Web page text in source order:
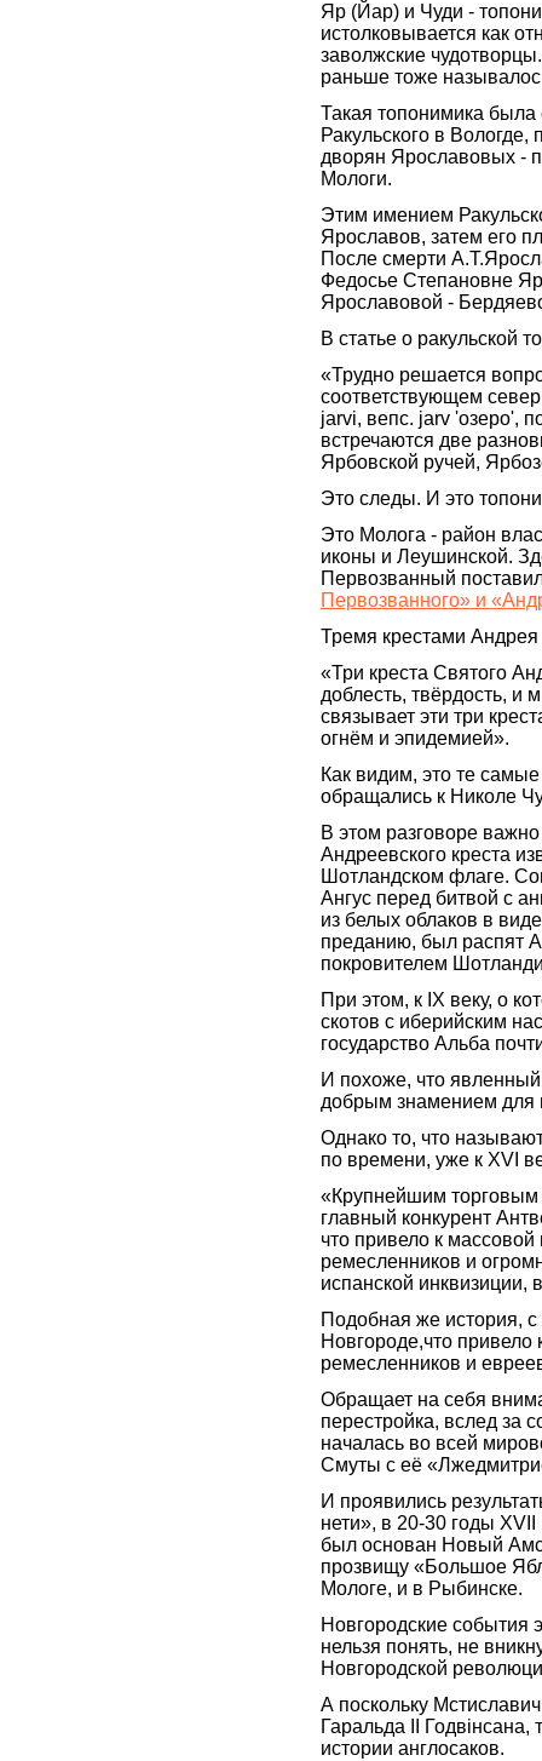
Яр (Йар) и Чуди -
истолковывается как
заволжские
раньше тоже
Такая топонимика
Ракульского в
дворян Ярославовых -
Мологи.
Этим имением
Ярославов, затем его
После смерти
Федосье Степановне
Ярославовой -
В статье о ракульской
«Трудно решается
соответствующем
jarvi, вепс. jarv 'озеро',
встречаются две
Ярбовской ручей,
Это следы. И это
Это Молога - район
иконы и Леушинской.
Первозванный
Первозванного» и
Тремя крестами
«Три креста Святого
доблесть, твёрдость, и
связывает эти три
огнём и эпидемией».
Как видим, это те
обращались к Николе
В этом разговоре
Андреевского креста
Шотландском флаге.
Ангус перед битвой с
из белых облаков в
преданию, был распят
покровителем
При этом, к IX веку, о
скотов с иберийским
государство Альба
И похоже, что
добрым знамением для
Однако то, что
по времени, уже к XVI
«Крупнейшим торговым
главный конкурент
что привело к
ремесленников и
испанской инквизиции,
Подобная же история,
Новгороде,что привело
ремесленников и
Обращает на себя
перестройка, вслед за
началась во всей
Смуты с её
И проявились
нети», в 20-30 годы
был основан Новый
прозвищу «Большое
Мологе, и в Рыбинске.
Новгородские события
нельзя понять, не
Новгородской
А поскольку
Гаральда II
истории англосаков.